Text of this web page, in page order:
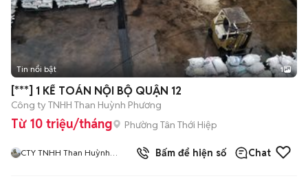
Tin nổi bật 1
[***] 1 KẾ TOÁN NỘI BỘ QUẬN 12
Công ty TNHH Than Huỳnh Phương
Từ 10 triệu/tháng Phường Tân Thới Hiệp
CTY TNHH Than Huỳnh
8đã bán
Bấm để hiện số Chat